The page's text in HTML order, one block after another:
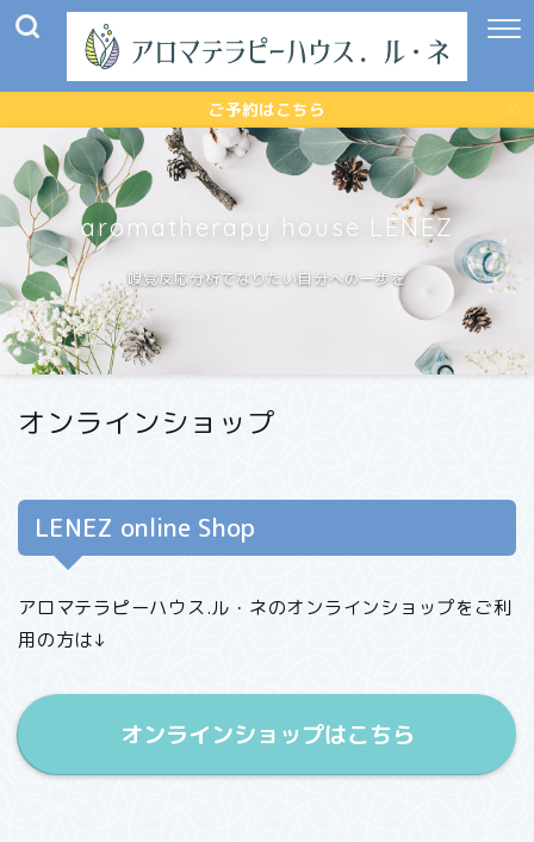
ご予約はこちら
aromatherapy house LENEZ
嗅覚反応分析でなりたい自分への一歩を
オンラインショップ
LENEZ online Shop
アロマテラピーハウス.ル・ネのオンラインショップをご利
用の方は↓
オンラインショップはこちら